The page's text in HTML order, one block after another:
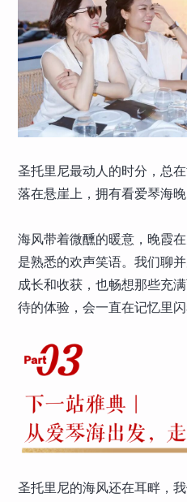
圣托里尼最动人的时分，总
落在悬崖上，拥有看爱琴海晚
海风带着微醺的暖意，晚霞
是熟悉的欢声笑语。我们聊
成长和收获，也畅想那些充
待的体验，会一直在记忆里闪
圣托里尼的海风还在耳畔，